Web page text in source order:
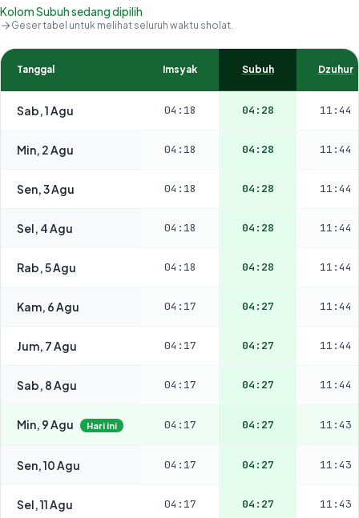
Kolom Subuh sedang dipilih
Geser tabel untuk melihat seluruh waktu sholat.
Tanggal Imsyak Subuh Dzuhur
Sab, 1 Agu 04:18 04:28 11:44
Min, 2 Agu 04:18 04:28 11:44
Sen, 3 Agu 04:18 04:28 11:44
Sel, 4 Agu 04:18 04:28 11:44
Rab, 5 Agu 04:18 04:28 11:44
Kam, 6 Agu 04:17 04:27 11:44
Jum, 7 Agu 04:17 04:27 11:44
Sab, 8 Agu 04:17 04:27 11:44
Min, 9 Agu Hari ini 04:17 04:27 11:43
Sen, 10 Agu 04:17 04:27 11:43
Sel, 11 Agu 04:17 04:27 11:43